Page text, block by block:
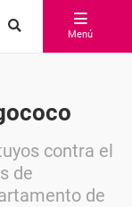
Menú
contra el
de
de